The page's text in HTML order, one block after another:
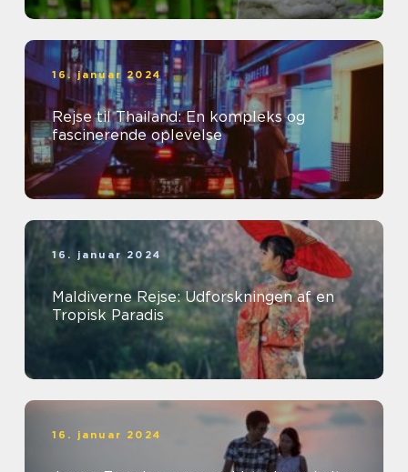
16. januar 2024
Rejse til Thailand: En kompleks og
fascinerende oplevelse
16. januar 2024
Maldiverne Rejse: Udforskningen af en
Tropisk Paradis
16. januar 2024